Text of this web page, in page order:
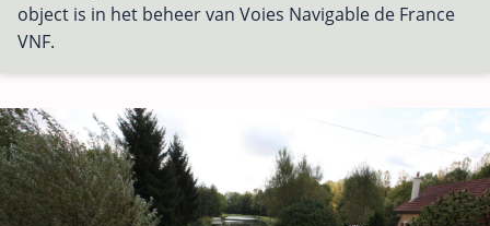
object is in het beheer van Voies Navigable de France
VNF.